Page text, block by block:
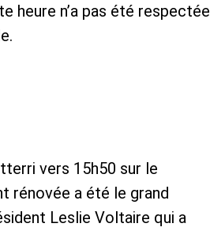
heure n’a pas été respectée
vers 15h50 sur le
rénovée a été le grand
Leslie Voltaire qui a